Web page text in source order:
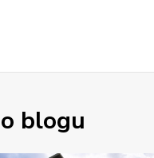
blogu